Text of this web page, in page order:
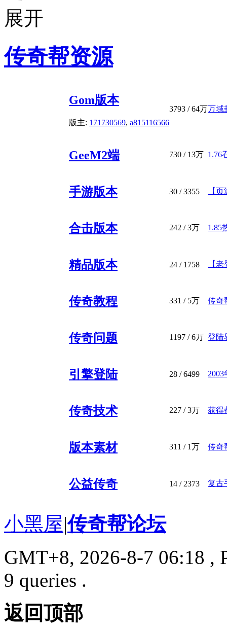
传奇帮资源
Gom版本
版主: 171730569, a815116566
3793 /64万万域
GeeM2端 730 / 13万 1.76
手游版本 30 / 3355 【
合击版本 242 /3万 1.85
精品版本 24 / 1758 【
传奇教程 331 / 5万 传奇
传奇问题 1197 /6万 登陆
引擎登陆 28 / 6499
传奇技术 227 /3万 获得
版本素材 311 / 1万 传奇
公益传奇 14 / 2373 复古
小黑屋|传奇帮论坛
GMT+8, 2026-8-7 06:18 ,
9 queries .
返回顶部